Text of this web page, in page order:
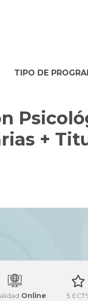
TIPO DE
+
Online 5